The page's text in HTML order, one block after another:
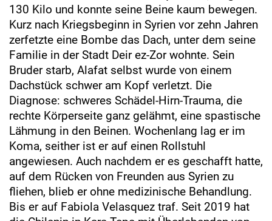
130 Kilo und konnte seine Beine kaum bewegen.
Kurz nach Kriegsbeginn in Syrien vor zehn Jahren
zerfetzte eine Bombe das Dach, unter dem seine
Familie in der Stadt Deir ez-Zor wohnte. Sein
Bruder starb, Alafat selbst wurde von einem
Dachstück schwer am Kopf verletzt. Die
Diagnose: schweres Schädel-Hirn-Trauma, die
rechte Körperseite ganz gelähmt, eine spastische
Lähmung in den Beinen. Wochenlang lag er im
Koma, seither ist er auf einen Rollstuhl
angewiesen. Auch nachdem er es geschafft hatte,
auf dem Rücken von Freunden aus Syrien zu
fliehen, blieb er ohne medizinische Behandlung.
Bis er auf Fabiola Velasquez traf. Seit 2019 hat